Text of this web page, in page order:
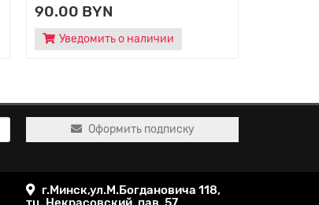
90.00 BYN
Уведомить о наличии
Оформить подписку
г.Минск,ул.М.Богдановича 118,